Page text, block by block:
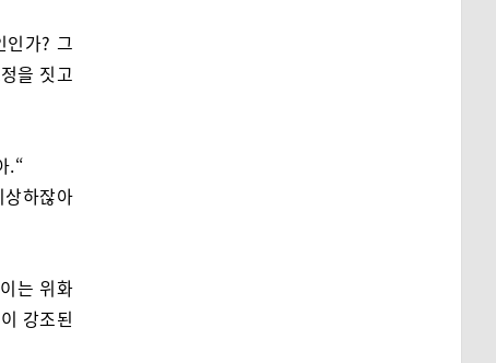
인가? 그
을 짓고
.“
상하잖아
는 위화
강조된